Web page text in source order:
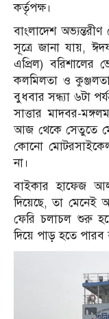
কর্তৃপক্ষ।
বাংলাদেশ
সূত্রে জানা যায়,
এপ্রিল) বরিশালের
কলমিলতা ও
বুধবার সন্ধ্যা ৬টা
সাত্তার মাদবর-
আজ থেকে সেতুতে
কোনো মোটরসাইকেল
না।
বাইকার হাফেজ
দিয়েছে, তা
ফেরি চলাচল শুরু
দিয়ে পাড় হতে পারব